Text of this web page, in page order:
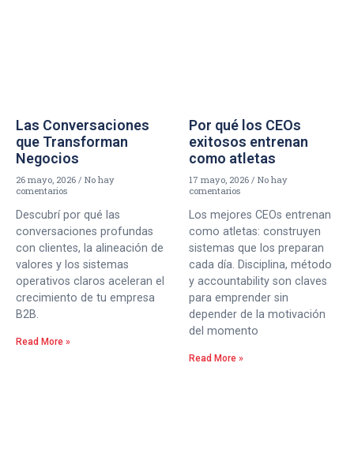
Las Conversaciones
que Transforman
Negocios
26 mayo, 2026
No hay
comentarios
Descubrí por qué las
conversaciones profundas
con clientes, la alineación de
valores y los sistemas
operativos claros aceleran el
crecimiento de tu empresa
B2B.
Read More »
Por qué los CEOs
exitosos entrenan
como atletas
17 mayo, 2026
No hay
comentarios
Los mejores CEOs entrenan
como atletas: construyen
sistemas que los preparan
cada día. Disciplina, método
y accountability son claves
para emprender sin
depender de la motivación
del momento
Read More »